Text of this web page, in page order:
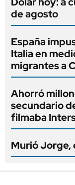
de agosto
España
Italia en
migrantes a
Ahorró
secundario
filmaba
Murió Jorge,